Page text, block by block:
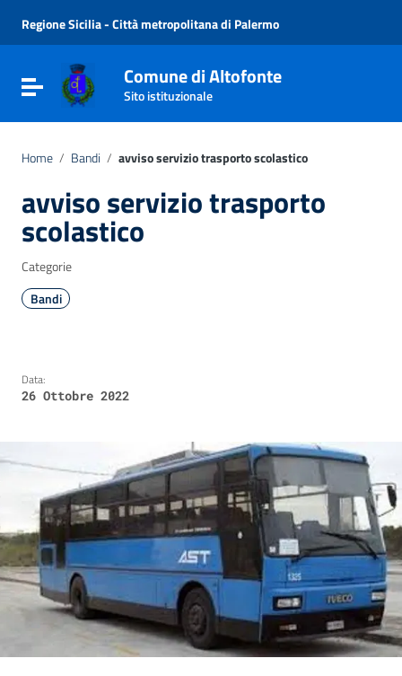
Vai al menu di navigazione
Vai al footer
Regione Sicilia - Città metropolitana di Palermo
Attiva / disattiva la navigazione
Comune di Altofonte
Sito istituzionale
Home / Bandi / avviso servizio trasporto scolastico
avviso servizio trasporto
scolastico
Categorie
Bandi
Data:
26 Ottobre 2022